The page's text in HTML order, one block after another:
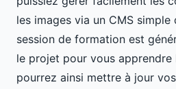
les images via un CMS simple
session de formation est
le projet pour vous apprendre
pourrez ainsi mettre à jour